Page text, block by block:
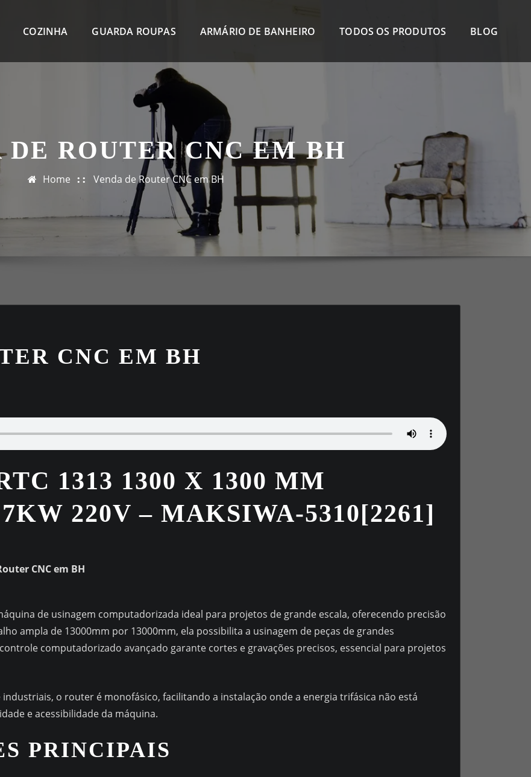
COZINHA GUARDA ROUPAS ARMÁRIO DE BANHEIRO TODOS OS PRODUTOS BLOG
DE ROUTER CNC EM BH
Home Venda de Router CNC em BH
CNC EM BH
1313 1300 X 1300 MM
220V – MAKSIWA-5310[2261]
CNC em BH
de usinagem computadorizada ideal para projetos de grande escala, oferecendo precisão
ampla de 13000mm por 13000mm, ela possibilita a usinagem de peças de grandes
computadorizado avançado garante cortes e gravações precisos, essencial para projetos
o router é monofásico, facilitando a instalação onde a energia trifásica não está
e acessibilidade da máquina.
PRINCIPAIS